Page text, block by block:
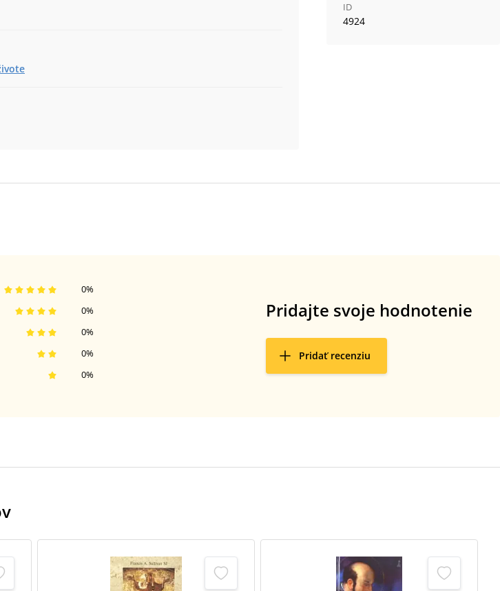
ID
4924
0%
0%
0%
0%
0%
Pridajte svoje hodnotenie
Pridať recenziu